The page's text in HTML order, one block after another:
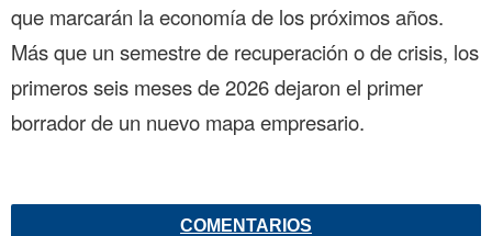
que marcarán la economía de los próximos años.
Más que un semestre de recuperación o de crisis, los
primeros seis meses de 2026 dejaron el primer
borrador de un nuevo mapa empresario.
COMENTARIOS